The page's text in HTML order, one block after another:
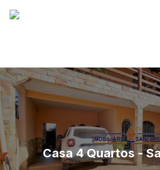
Casa 4 Quartos -